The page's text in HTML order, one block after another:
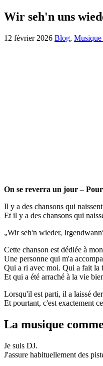
Wir seh'n uns
12 février 2026 Blog,
On se reverra un jour –
Il y a des chansons qui
Et il y a des chansons qui
„Wir seh'n wieder,
Cette chanson est dédiée à
Une personne qui m'a
Qui a ri avec moi. Qui a fait la
Et qui a été arraché à la vie
Lorsqu'il est parti, il a laissé
Et pourtant, c'est exactement
La musique
Je suis DJ.
J'assure habituellement des